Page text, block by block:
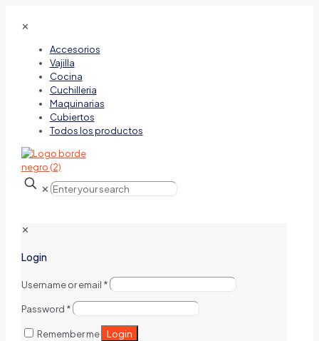
✕
Accesorios
Vajilla
Cocina
Cuchilleria
Maquinarias
Cubiertos
Todos los productos
✕
✕
Login
Username or email *
Password *
Remember me Login